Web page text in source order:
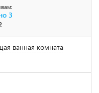
3
ванная комната